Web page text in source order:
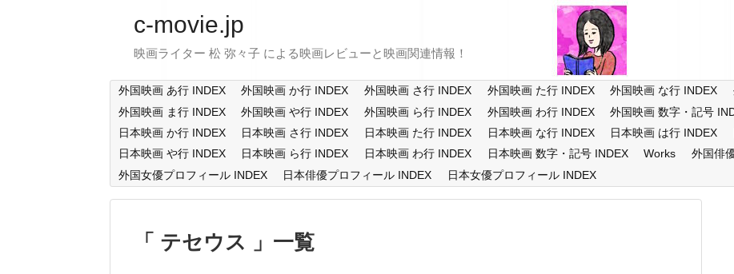
c-movie.jp
映画ライター 松 弥々子 による映画レビューと映画関連情報！
外国映画 あ行 INDEX 外国映画 か行 INDEX 外国映画 さ行 INDEX 外国映画 た行 INDEX 外国映画 な行 INDEX
外国映画 ま行 INDEX
外国映画 や行 INDEX 外国映画 ら行 INDEX 外国映画 わ行 INDEX 外国映画 数字・記号
日本映画 か行 INDEX
日本映画 さ行 INDEX 日本映画 た行 INDEX 日本映画 な行 INDEX 日本映画 は行 INDEX
日本映画 や行 INDEX
日本映画 ら行 INDEX 日本映画 わ行 INDEX 日本映画 数字・記号 INDEX Works
外国俳
外国女優プロフィール INDEX
日本俳優プロフィール INDEX 日本女優プロフィール INDEX
テセウス 一覧